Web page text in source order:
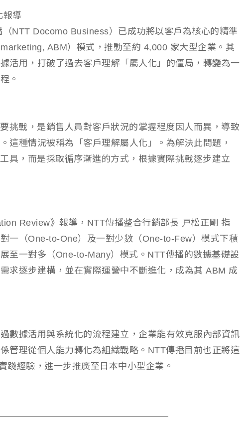
報導
（NTT Docomo Business）已成功將以客戶為核心的精準
ABM）模式，推動至約 4,000 家大型企業。其
活用，打破了過去客戶理解「屬人化」的僵局，轉變為一
。
挑戰，是銷售人員對客戶狀況的掌握程度因人而異，導致
這種情況被稱為「客戶理解屬人化」。為解決此問題，
具，而是採取循序漸進的方式，根據實際挑戰逐步建立
Review》報導，NTT傳播整合行銷部長 戸松正剛 指
一（One-to-One）及一對少數（One-to-Few）模式下積
至一對多（One-to-Many）模式。NTT傳播的數據基礎設
求逐步建構，並在實際運營中不斷進化，成為其 ABM 成
數據活用與系統化的流程建立，企業能有效克服內部資訊
管理從個人能力轉化為組織戰略。NTT傳播目前也正將這
踐經驗，進一步推廣至日本中小型企業。